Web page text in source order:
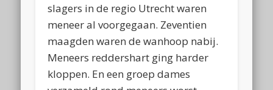
slagers in de regio Utrecht waren
meneer al voorgegaan. Zeventien
maagden waren de wanhoop nabij.
Meneers reddershart ging harder
kloppen. En een groep dames